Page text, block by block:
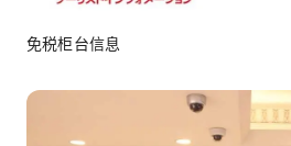
免税柜台信息